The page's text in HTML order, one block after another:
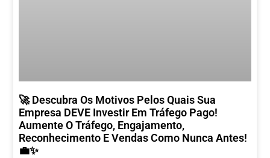
🚀 Descubra Os Motivos Pelos Quais Sua
Empresa DEVE Investir Em Tráfego Pago!
Aumente O Tráfego, Engajamento,
Reconhecimento E Vendas Como Nunca Antes!
💼✨